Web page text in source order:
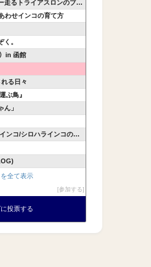
トライアスロンのブログ〜
わせインコの育て方
く。
in 函館
る日々
ぶ鳥』
ん」
/シロハラインコの飼育記録
全て表示
参加する
投票する